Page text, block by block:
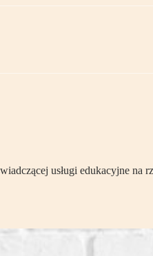
usługi edukacyjne na